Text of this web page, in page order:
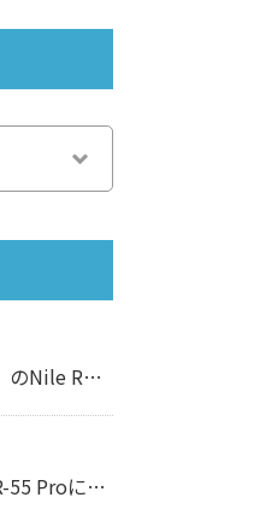
Fender（フェンダー）のNile Rodgers Hitmaker Stratocasterについて【エレキギター】
KORG（コルグ）のKR-55 Proについて【リズムマシン】